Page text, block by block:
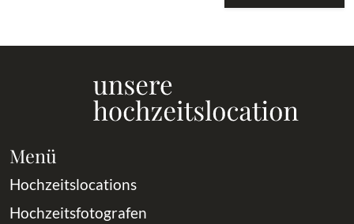
Menü
Hochzeitslocations
Hochzeitsfotografen